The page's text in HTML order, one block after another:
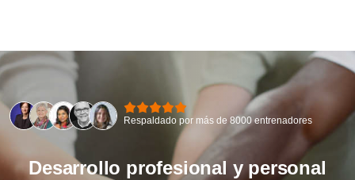
Respaldado por más de 8000 entrenadores
Desarrollo profesional y personal